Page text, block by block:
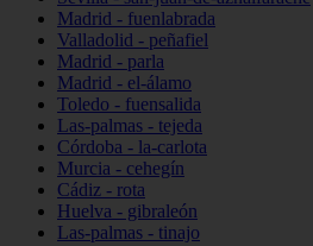
Madrid - fuenlabrada
Valladolid - peñafiel
Madrid - parla
Madrid - el-álamo
Toledo - fuensalida
Las-palmas - tejeda
Córdoba - la-carlota
Murcia - cehegín
Cádiz - rota
Huelva - gibraleón
Las-palmas - tinajo